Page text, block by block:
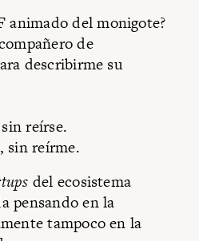
animado del monigote?
de
describirme su
reírse.
reírme.
del ecosistema
pensando en la
tampoco en la